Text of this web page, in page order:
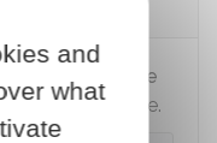
une
assurance
est obligatoire.
and
what